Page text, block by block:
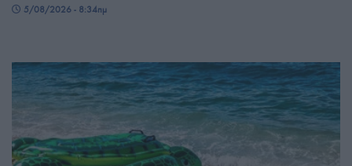
5/08/2026 - 8:34πμ